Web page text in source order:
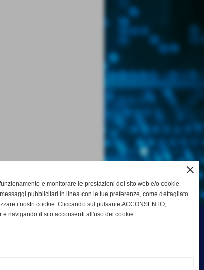
close
e monitorare le prestazioni del sito web e/o cookie
pubblicitari in linea con le tue preferenze, come dettagliato
i nostri cookie. Cliccando sul pulsante ACCONSENTO,
navigando il sito acconsenti all'uso dei cookie.